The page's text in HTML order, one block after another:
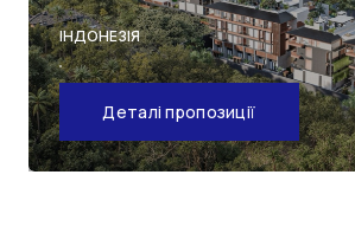
ІНДОНЕЗІЯ
Деталі пропозиції